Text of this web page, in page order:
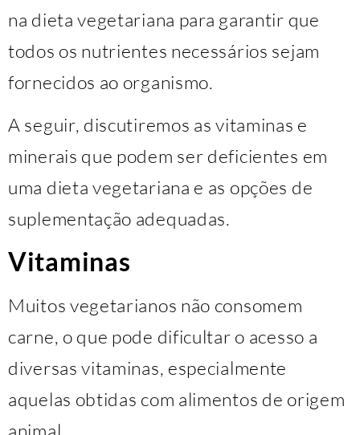
na dieta vegetariana para garantir que
todos os nutrientes necessários sejam
fornecidos ao organismo.
A seguir, discutiremos as vitaminas e
minerais que podem ser deficientes em
uma dieta vegetariana e as opções de
suplementação adequadas.
Vitaminas
Muitos vegetarianos não consomem
carne, o que pode dificultar o acesso a
diversas vitaminas, especialmente
aquelas obtidas com alimentos de origem
animal.